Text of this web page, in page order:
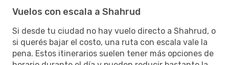
Vuelos con escala a Shahrud
Si desde tu ciudad no hay vuelo directo a Shahrud, o
si querés bajar el costo, una ruta con escala vale la
pena. Estos itinerarios suelen tener más opciones de